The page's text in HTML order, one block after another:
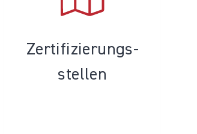
Zertifizierungs­
stellen